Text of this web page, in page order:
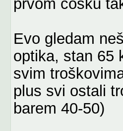
Evo gledam
optika, stan 65
svim
plus svi ostali
barem 40-50)